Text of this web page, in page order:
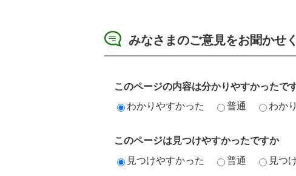
みなさまのご意見をお聞かせ
このページの内容は分かりやすかったで
わかりやすかった
普通 わか
このページは見つけやすかったですか
見つけやすかった
普通 見つ